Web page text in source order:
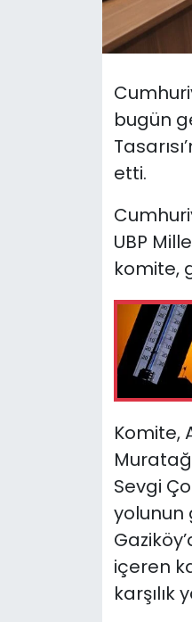
bugün
etti.
UBP
komite,
Komite,
Sevgi
yolunun
içeren
karşılık
SAĞLIK
Teknoloji
Video Galeri